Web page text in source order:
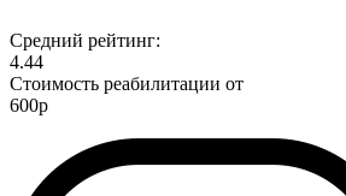
Средний рейтинг:
4.44
Стоимость реабилитации от
600р